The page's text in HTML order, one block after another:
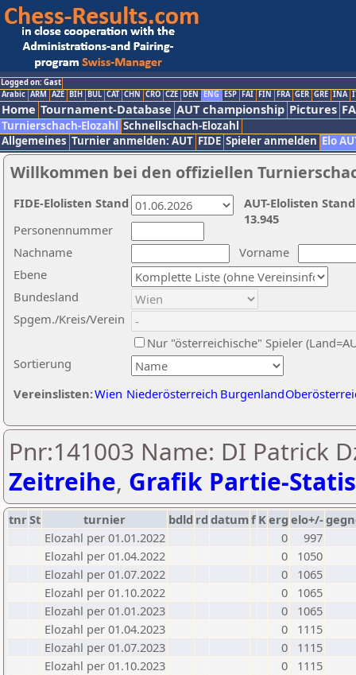
Logged on: Gast
Arabic ARM AZE BIH BUL CAT CHN CRO CZE DEN ENG ESP FAI FIN FRA GER GRE INA
Home Tournament-Database AUT championship Pictures
Turnierschach-Elozahl Schnellschach-Elozahl
Allgemeines Turnier anmelden: AUT FIDE Spieler anmelden Elo
Willkommen bei den offiziellen
Nachname
Vorname
Ebene
Sortierung
Personennummer
Bundesland
Spgem./Kreis/Verein
Nur "österreichische" Spieler
Vereinslisten:Wien Niederösterreich Burgenland
AUT-Elolisten
13.945
FIDE-Elolisten Stand
Pnr:141003 Name: DI Patrick
Zeitreihe, Grafik Partie-
tnrSt turnier bdld rd datumf Kerg elo+/-
Elozahl per 01.01.2022
0
997
Elozahl per 01.04.2022
0
1050
Elozahl per 01.07.2022
0
1065
Elozahl per 01.10.2022
0
1065
Elozahl per 01.01.2023
0
1065
Elozahl per 01.04.2023
0
1115
Elozahl per 01.07.2023
0
1115
Elozahl per 01.10.2023
0
1115